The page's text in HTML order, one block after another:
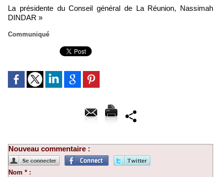
La présidente du Conseil général de La Réunion, Nassimah
DINDAR »
Communiqué
Nouveau commentaire :
Nom * :